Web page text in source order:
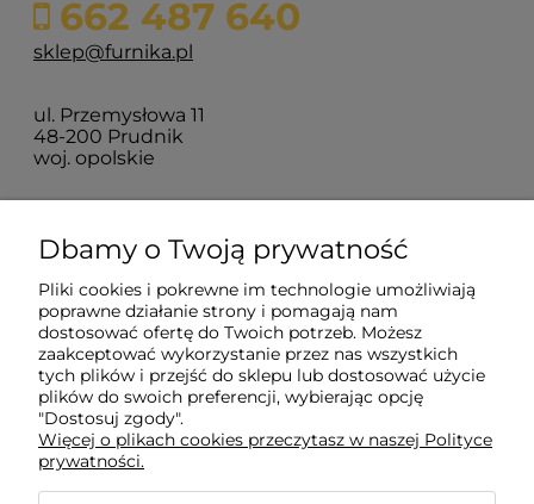
662 487 640
sklep@furnika.pl
ul. Przemysłowa 11
48-200 Prudnik
woj. opolskie
Zakupy
Pomoc
Moje konto
Informacje
Dbamy o Twoją prywatność
Pliki cookies i pokrewne im technologie umożliwiają
poprawne działanie strony i pomagają nam
dostosować ofertę do Twoich potrzeb. Możesz
zaakceptować wykorzystanie przez nas wszystkich
tych plików i przejść do sklepu lub dostosować użycie
plików do swoich preferencji, wybierając opcję
"Dostosuj zgody".
Więcej o plikach cookies przeczytasz w naszej Polityce
prywatności.